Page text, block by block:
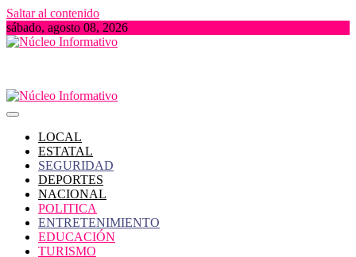
Saltar al contenido
sábado, agosto 08, 2026
LOCAL
ESTATAL
SEGURIDAD
DEPORTES
NACIONAL
POLITICA
ENTRETENIMIENTO
EDUCACIÓN
TURISMO